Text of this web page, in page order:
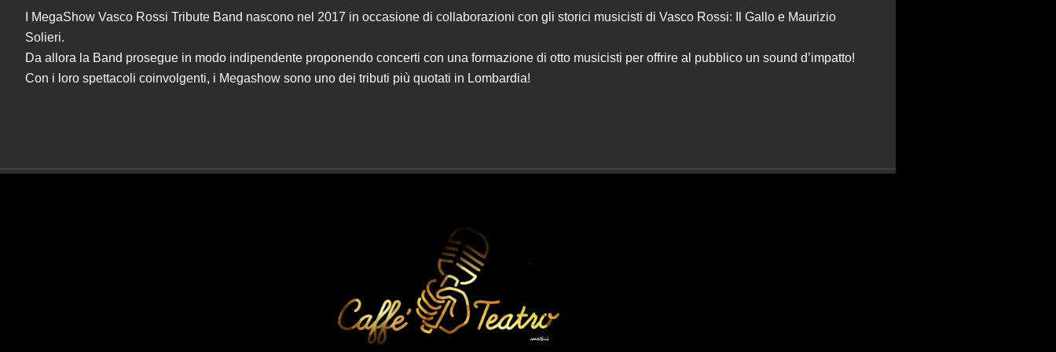
I MegaShow Vasco Rossi Tribute Band nascono nel 2017 in occasione di collaborazioni con gli storici musicisti di Vasco Rossi: Il Gallo e Maurizio
Solieri.
Da allora la Band prosegue in modo indipendente proponendo concerti con una formazione di otto musicisti per offrire al pubblico un sound d’impatto!
Con i loro spettacoli coinvolgenti, i Megashow sono uno dei tributi più quotati in Lombardia!